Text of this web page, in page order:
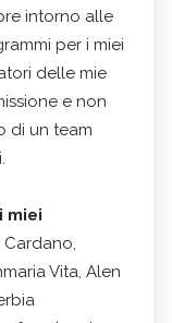
intorno alle
per i miei
delle mie
e non
di un team
miei
Cardano,
Vita, Alen